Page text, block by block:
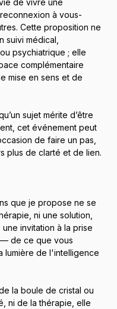
de vivre une
à vous-
Cette proposition ne
suivi médical,
psychiatrique ; elle
complémentaire
mise en sens et de
sujet mérite d’être
cet événement peut
de faire un pas,
plus de clarté et de lien.
que je propose ne se
ni une solution,
invitation à la prise
de ce que vous
lumière de l'intelligence
la boule de cristal ou
ni de la thérapie, elle